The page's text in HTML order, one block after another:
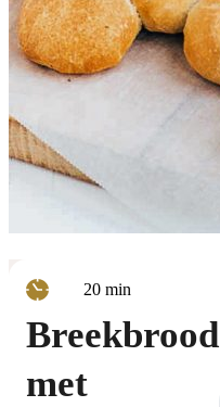
20minuten
min
Breekbrood
met